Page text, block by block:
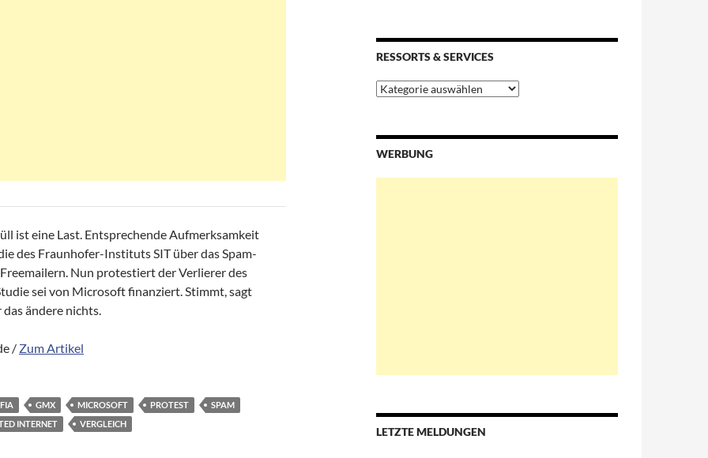
ist eine Last. Entsprechende Aufmerksamkeit
des Fraunhofer-Instituts SIT über das Spam-
Nun protestiert der Verlierer des
sei von Microsoft finanziert. Stimmt, sagt
ändere nichts.
/ Zum Artikel
GMX MICROSOFT PROTEST
SPAM
INTERNET VERGLEICH
RESSORTS & SERVICES
Ressorts
&
WERBUNG
LETZTE MELDUNGEN